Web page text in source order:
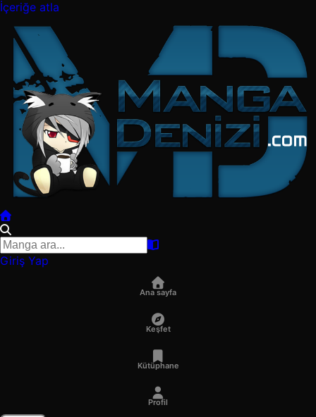
İçeriğe atla
Giriş Yap
Ana sayfa
Keşfet
Kütüphane
Profil